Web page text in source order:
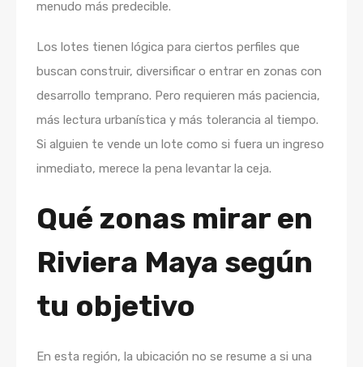
menudo más predecible.
Los lotes tienen lógica para ciertos perfiles que
buscan construir, diversificar o entrar en zonas con
desarrollo temprano. Pero requieren más paciencia,
más lectura urbanística y más tolerancia al tiempo.
Si alguien te vende un lote como si fuera un ingreso
inmediato, merece la pena levantar la ceja.
Qué zonas mirar en
Riviera Maya según
tu objetivo
En esta región, la ubicación no se resume a si una